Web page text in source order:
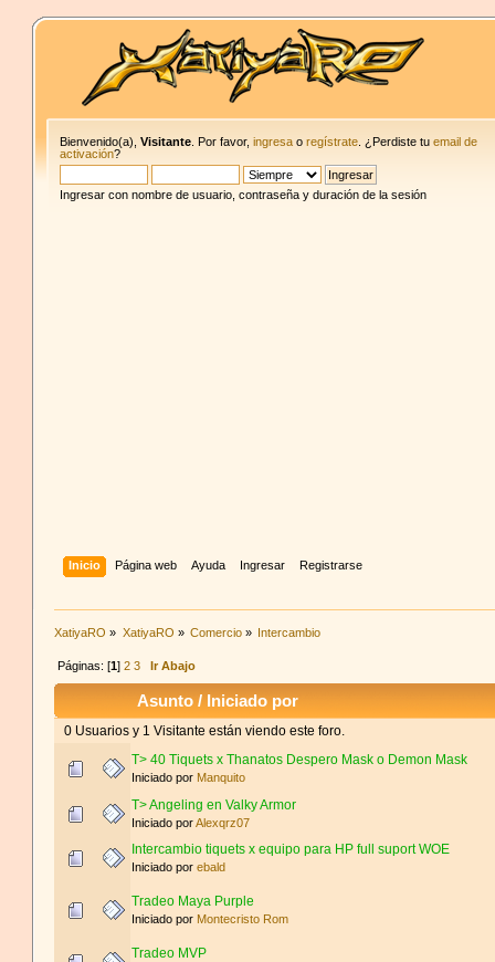
Bienvenido(a),Visitante . Por favor,ingresa oregístrate . ¿Perdiste tuemail de
activación?
Ingresar con nombre de usuario, contraseña y duración de la sesión
Inicio Página web Ayuda Ingresar Registrarse
XatiyaRO » XatiyaRO » Comercio » Intercambio
Páginas: [1] 2 3 Ir Abajo
Asunto / Iniciado por
0 Usuarios y 1 Visitante están viendo este foro.
T> 40 Tiquets x Thanatos Despero Mask o Demon Mask
Iniciado por Manquito
T> Angeling en Valky Armor
Iniciado porAlexqrz07
Intercambio tiquets x equipo para HP full suport WOE
Iniciado porebald
Tradeo Maya Purple
Iniciado por Montecristo Rom
Tradeo MVP